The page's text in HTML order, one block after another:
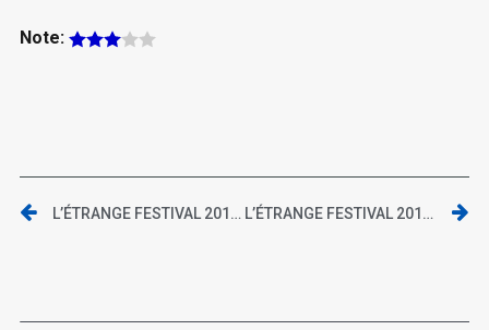
Note:
L’ÉTRANGE FESTIVAL 2015 | TANGERINE L’ÉTRANGE FESTIVAL 2015 | LA CHAMBRE INTERDITE